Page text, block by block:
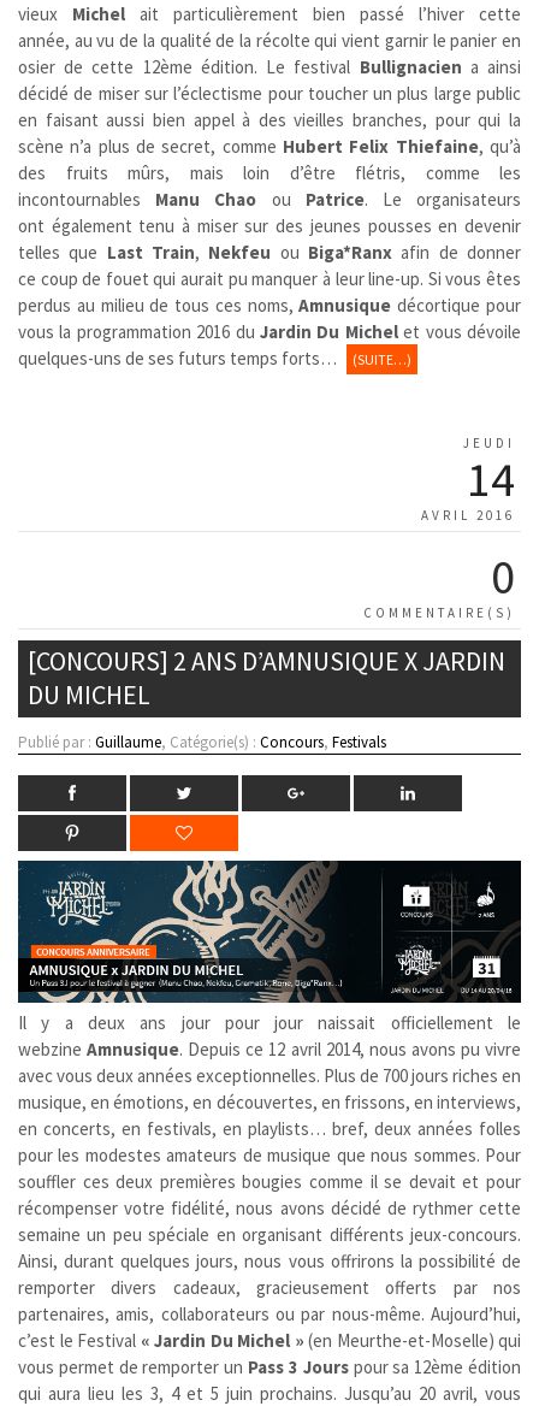
vieux Michel ait particulièrement bien passé l’hiver cette
année, au vu de la qualité de la récolte qui vient garnir le panier en
osier de cette 12ème édition. Le festival Bullignacien a ainsi
décidé de miser sur l’éclectisme pour toucher un plus large public
en faisant aussi bien appel à des vieilles branches, pour qui la
scène n’a plus de secret, comme Hubert Felix Thiefaine, qu’à
des fruits mûrs, mais loin d’être flétris, comme les
incontournables Manu Chao ou Patrice. Le organisateurs
ont également tenu à miser sur des jeunes pousses en devenir
telles que Last Train, Nekfeu ou Biga*Ranx afin de donner
ce coup de fouet qui aurait pu manquer à leur line-up. Si vous êtes
perdus au milieu de tous ces noms,Amnusique décortique pour
vous la programmation 2016 du Jardin Du Michelet vous dévoile
quelques-uns de ses futurs temps forts…
(SUITE…)
JEUDI
14
AVRIL 2016
0
COMMENTAIRE(S)
[CONCOURS] 2 ANS D’AMNUSIQUE X JARDIN
DU MICHEL
Publié par : Guillaume, Catégorie(s) : Concours, Festivals
Il y a deux ans jour pour jour naissait officiellement le
webzineAmnusique. Depuis ce 12 avril 2014, nous avons pu vivre
avec vous deux années exceptionnelles. Plus de 700 jours riches en
musique, en émotions, en découvertes, en frissons, en interviews,
en concerts, en festivals, en playlists… bref, deux années folles
pour les modestes amateurs de musique que nous sommes. Pour
souffler ces deux premières bougies comme il se devait et pour
récompenser votre fidélité, nous avons décidé de rythmer cette
semaine un peu spéciale en organisant différents jeux-concours.
Ainsi, durant quelques jours, nous vous offrirons la possibilité de
remporter divers cadeaux, gracieusement offerts par nos
partenaires, amis, collaborateurs ou par nous-même. Aujourd’hui,
c’est le Festival « Jardin Du Michel » (en Meurthe-et-Moselle) qui
vous permet de remporter un Pass 3 Jourspour sa 12ème édition
qui aura lieu les 3, 4 et 5 juin prochains. Jusqu’au 20 avril, vous